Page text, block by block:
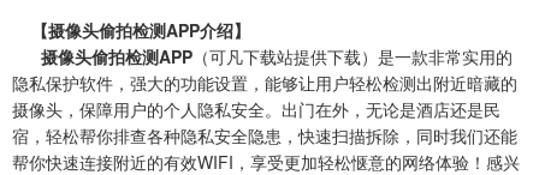
【摄像头偷拍检测APP介绍】
摄像头偷拍检测APP （可凡下载站提供下载）是一款非常实用的
隐私保护软件，强大的功能设置，能够让用户轻松检测出附近暗藏的
摄像头，保障用户的个人隐私安全。出门在外，无论是酒店还是民
宿，轻松帮你排查各种隐私安全隐患，快速扫描拆除，同时我们还能
帮你快速连接附近的有效WIFI，享受更加轻松惬意的网络体验！感兴